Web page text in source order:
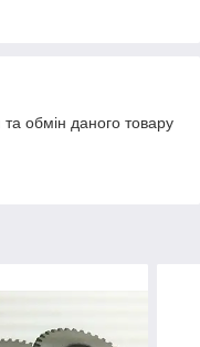
обмін даного товару